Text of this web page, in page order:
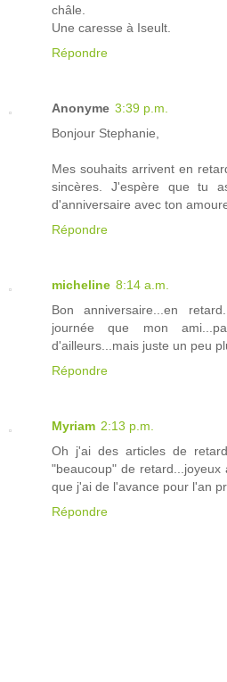
châle.
Une caresse à Iseult.
Répondre
Anonyme 3:39 p.m.
Bonjour Stephanie,
Mes souhaits arrivent en
sincères. J'espère que tu
d'anniversaire avec ton
Répondre
micheline 8:14 a.m.
Bon anniversaire...en
journée que mon
d'ailleurs...mais juste un peu
Répondre
Myriam 2:13 p.m.
Oh j'ai des articles de
"beaucoup" de
que j'ai de l'avance pour l'an
Répondre